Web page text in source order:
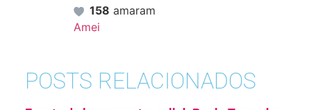
158 amaram
Amei
POSTS RELACIONADOS